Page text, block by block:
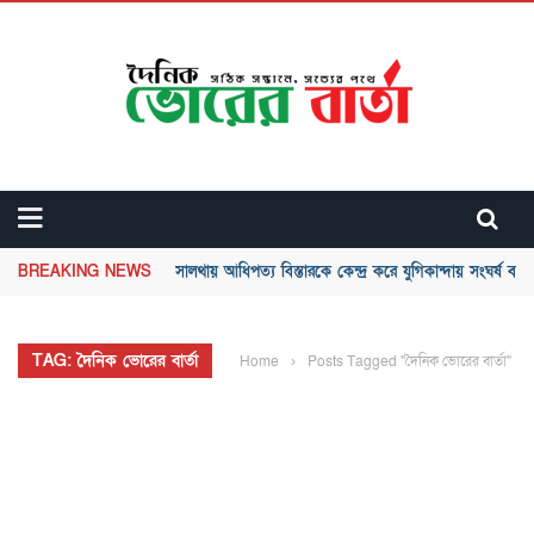
BREAKING NEWS ছরোয়ার হোসেন-এর সাথে একত্র দল করার সিদ্ধান্ত নিলেন
TAG: দৈনিক ভোরের বার্তা Home › Posts Tagged "দৈনিক ভোরের বার্তা"